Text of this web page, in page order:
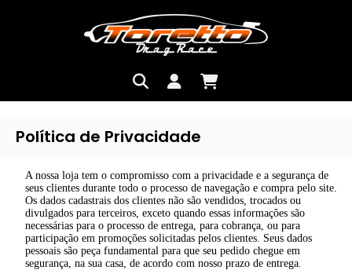
Política de Privacidade
A nossa loja tem o compromisso com a privacidade e a segurança de
seus clientes durante todo o processo de navegação e compra pelo site.
Os dados cadastrais dos clientes não são vendidos, trocados ou
divulgados para terceiros, exceto quando essas informações são
necessárias para o processo de entrega, para cobrança, ou para
participação em promoções solicitadas pelos clientes. Seus dados
pessoais são peça fundamental para que seu pedido chegue em
segurança, na sua casa, de acordo com nosso prazo de entrega.